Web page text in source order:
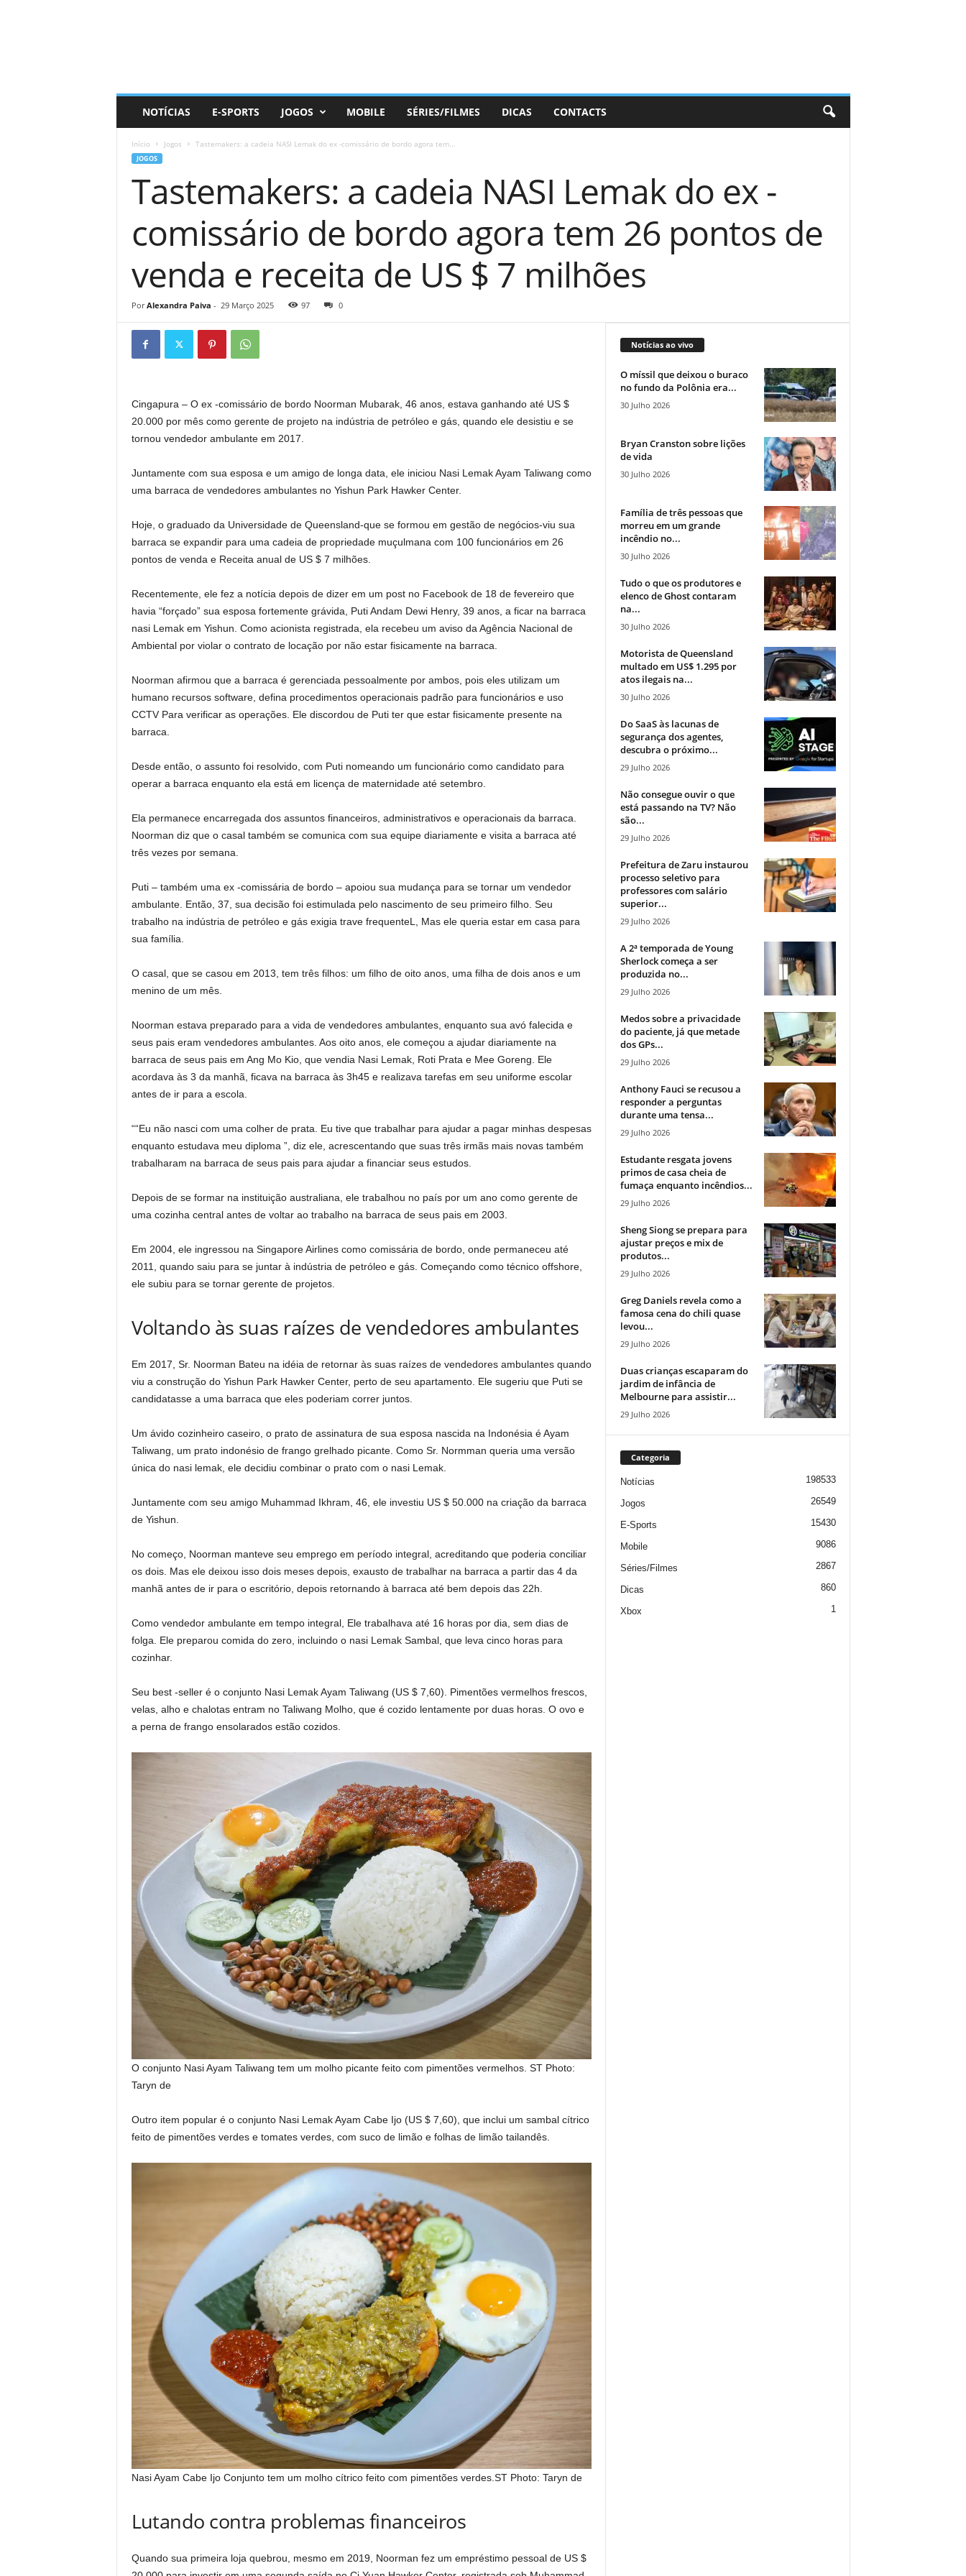
NOTÍCIAS E-SPORTS JOGOS MOBILE SÉRIES/FILMES DICAS CONTACTS
Início Jogos Tastemakers: a cadeia NASI Lemak do ex -comissário de bordo agora tem...
JOGOS
Tastemakers: a cadeia NASI Lemak do ex -
comissário de bordo agora tem 26 pontos de
venda e receita de US $ 7 milhões
Por Alexandra Paiva - 29 Março 2025 97 0
Cingapura – O ex -comissário de bordo Noorman Mubarak, 46 anos, estava ganhando até US $
20.000 por mês como gerente de projeto na indústria de petróleo e gás, quando ele desistiu e se
tornou vendedor ambulante em 2017.
Juntamente com sua esposa e um amigo de longa data, ele iniciou Nasi Lemak Ayam Taliwang como
uma barraca de vendedores ambulantes no Yishun Park Hawker Center.
Hoje, o graduado da Universidade de Queensland-que se formou em gestão de negócios-viu sua
barraca se expandir para uma cadeia de propriedade muçulmana com 100 funcionários em 26
pontos de venda e Receita anual de US $ 7 milhões.
Recentemente, ele fez a notícia depois de dizer em um post no Facebook de 18 de fevereiro que
havia “forçado” sua esposa fortemente grávida, Puti Andam Dewi Henry, 39 anos, a ficar na barraca
nasi Lemak em Yishun. Como acionista registrada, ela recebeu um aviso da Agência Nacional de
Ambiental por violar o contrato de locação por não estar fisicamente na barraca.
Noorman afirmou que a barraca é gerenciada pessoalmente por ambos, pois eles utilizam um
humano recursos software, defina procedimentos operacionais padrão para funcionários e uso
CCTV Para verificar as operações. Ele discordou de Puti ter que estar fisicamente presente na
barraca.
Desde então, o assunto foi resolvido, com Puti nomeando um funcionário como candidato para
operar a barraca enquanto ela está em licença de maternidade até setembro.
Ela permanece encarregada dos assuntos financeiros, administrativos e operacionais da barraca.
Noorman diz que o casal também se comunica com sua equipe diariamente e visita a barraca até
três vezes por semana.
Puti – também uma ex -comissária de bordo –apoiou sua mudança para se tornar um vendedor
ambulante. Então, 37, sua decisão foi estimulada pelo nascimento de seu primeiro filho. Seu
trabalho na indústria de petróleo e gás exigia trave frequenteL, Mas ele queria estar em casa para
sua família.
O casal, que se casou em 2013, tem três filhos: um filho de oito anos, uma filha de dois anos e um
menino de um mês.
Noorman estava preparado para a vida de vendedores ambulantes, enquanto sua avó falecida e
seus pais eram vendedores ambulantes. Aos oito anos, ele começou a ajudar diariamente na
barraca de seus pais em Ang Mo Kio, que vendia Nasi Lemak, Roti Prata e Mee Goreng. Ele
acordava às 3 da manhã, ficava na barraca às 3h45 e realizava tarefas em seu uniforme escolar
antes de ir para a escola.
““Eu não nasci com uma colher de prata. Eu tive que trabalhar para ajudar a pagar minhas despesas
enquanto estudava meu diploma ”, diz ele, acrescentando que suas três irmãs mais novas também
trabalharam na barraca de seus pais para ajudar a financiar seus estudos.
Depois de se formar na instituição australiana, ele trabalhou no país por um ano como gerente de
uma cozinha central antes de voltar ao trabalho na barraca de seus pais em 2003.
Em 2004, ele ingressou na Singapore Airlines como comissária de bordo, onde permaneceu até
2011, quando saiu para se juntar à indústria de petróleo e gás. Começando como técnico offshore,
ele subiu para se tornar gerente de projetos.
Voltando às suas raízes de vendedores ambulantes
Em 2017, Sr. Noorman Bateu na idéia de retornar às suas raízes de vendedores ambulantes quando
viu a construção do Yishun Park Hawker Center, perto de seu apartamento. Ele sugeriu que Puti se
candidatasse a uma barraca que eles poderiam correr juntos.
Um ávido cozinheiro caseiro, o prato de assinatura de sua esposa nascida na Indonésia é Ayam
Taliwang, um prato indonésio de frango grelhado picante. Como Sr. Normman queria uma versão
única do nasi lemak, ele decidiu combinar o prato com o nasi Lemak.
Juntamente com seu amigo Muhammad Ikhram, 46, ele investiu US $ 50.000 na criação da barraca
de Yishun.
No começo, Noorman manteve seu emprego em período integral, acreditando que poderia conciliar
os dois. Mas ele deixou isso dois meses depois, exausto de trabalhar na barraca a partir das 4 da
manhã antes de ir para o escritório, depois retornando à barraca até bem depois das 22h.
Como vendedor ambulante em tempo integral, Ele trabalhava até 16 horas por dia, sem dias de
folga. Ele preparou comida do zero, incluindo o nasi Lemak Sambal, que leva cinco horas para
cozinhar.
Seu best -seller é o conjunto Nasi Lemak Ayam Taliwang (US $ 7,60). Pimentões vermelhos frescos,
velas, alho e chalotas entram no Taliwang Molho, que é cozido lentamente por duas horas. O ovo e
a perna de frango ensolarados estão cozidos.
O conjunto Nasi Ayam Taliwang tem um molho picante feito com pimentões vermelhos. ST Photo:
Taryn de
Outro item popular é o conjunto Nasi Lemak Ayam Cabe Ijo (US $ 7,60), que inclui um sambal cítrico
feito de pimentões verdes e tomates verdes, com suco de limão e folhas de limão tailandês.
Nasi Ayam Cabe Ijo Conjunto tem um molho cítrico feito com pimentões verdes.ST Photo: Taryn de
Lutando contra problemas financeiros
Quando sua primeira loja quebrou, mesmo em 2019, Noorman fez um empréstimo pessoal de US $
Notícias ao vivo
O míssil que deixou o buraco
no fundo da Polônia era...
30 Julho 2026
Bryan Cranston sobre lições
de vida
30 Julho 2026
Família de três pessoas que
morreu em um grande
incêndio no...
30 Julho 2026
Tudo o que os produtores e
elenco de Ghost contaram
na...
30 Julho 2026
Motorista de Queensland
multado em US$ 1.295 por
atos ilegais na...
30 Julho 2026
Do SaaS às lacunas de
segurança dos agentes,
descubra o próximo...
29 Julho 2026
Não consegue ouvir o que
está passando na TV? Não
são...
29 Julho 2026
Prefeitura de Zaru instaurou
processo seletivo para
professores com salário
superior...
29 Julho 2026
A 2ª temporada de Young
Sherlock começa a ser
produzida no...
29 Julho 2026
Medos sobre a privacidade
do paciente, já que metade
dos GPs...
29 Julho 2026
Anthony Fauci se recusou a
responder a perguntas
durante uma tensa...
29 Julho 2026
Estudante resgata jovens
primos de casa cheia de
fumaça enquanto incêndios...
29 Julho 2026
Sheng Siong se prepara para
ajustar preços e mix de
produtos...
29 Julho 2026
Greg Daniels revela como a
famosa cena do chili quase
levou...
29 Julho 2026
Duas crianças escaparam do
jardim de infância de
Melbourne para assistir...
29 Julho 2026
Categoria
Notícias 198533
Jogos 26549
E-Sports 15430
Mobile 9086
Séries/Filmes 2867
Dicas 860
Xbox 1